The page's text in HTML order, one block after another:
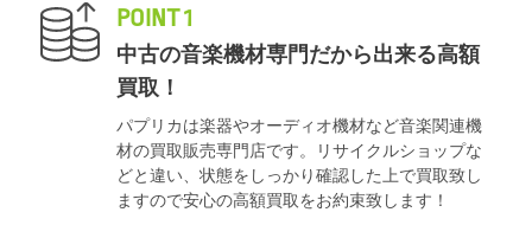
POINT 1
中古の音楽機材専門だから出来る高額
買取！
パプリカは楽器やオーディオ機材など音楽関連機
材の買取販売専門店です。リサイクルショップな
どと違い、状態をしっかり確認した上で買取致し
ますので安心の高額買取をお約束致します！